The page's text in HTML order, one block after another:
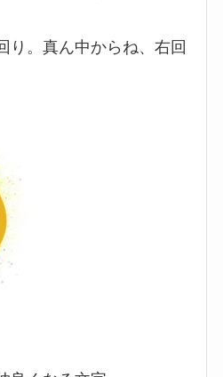
り。真ん中からね、右回